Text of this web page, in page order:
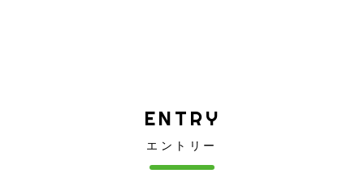
ENTRY
エントリー